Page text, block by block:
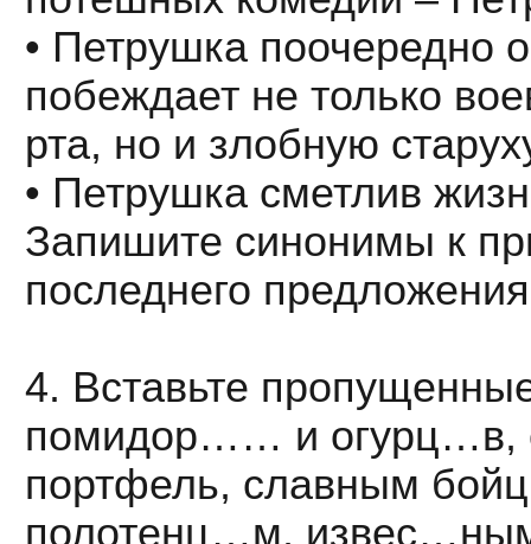
• Петрушка поочередно
побеждает не только
рта, но и злобную
• Петрушка сметлив
Запишите синонимы к
последнего
4. Вставьте
помидор…… и огурц…в,
портфель, славным
полотенц…м,